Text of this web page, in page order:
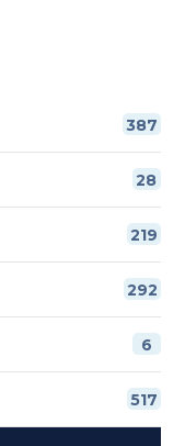
387
28
219
292
6
517